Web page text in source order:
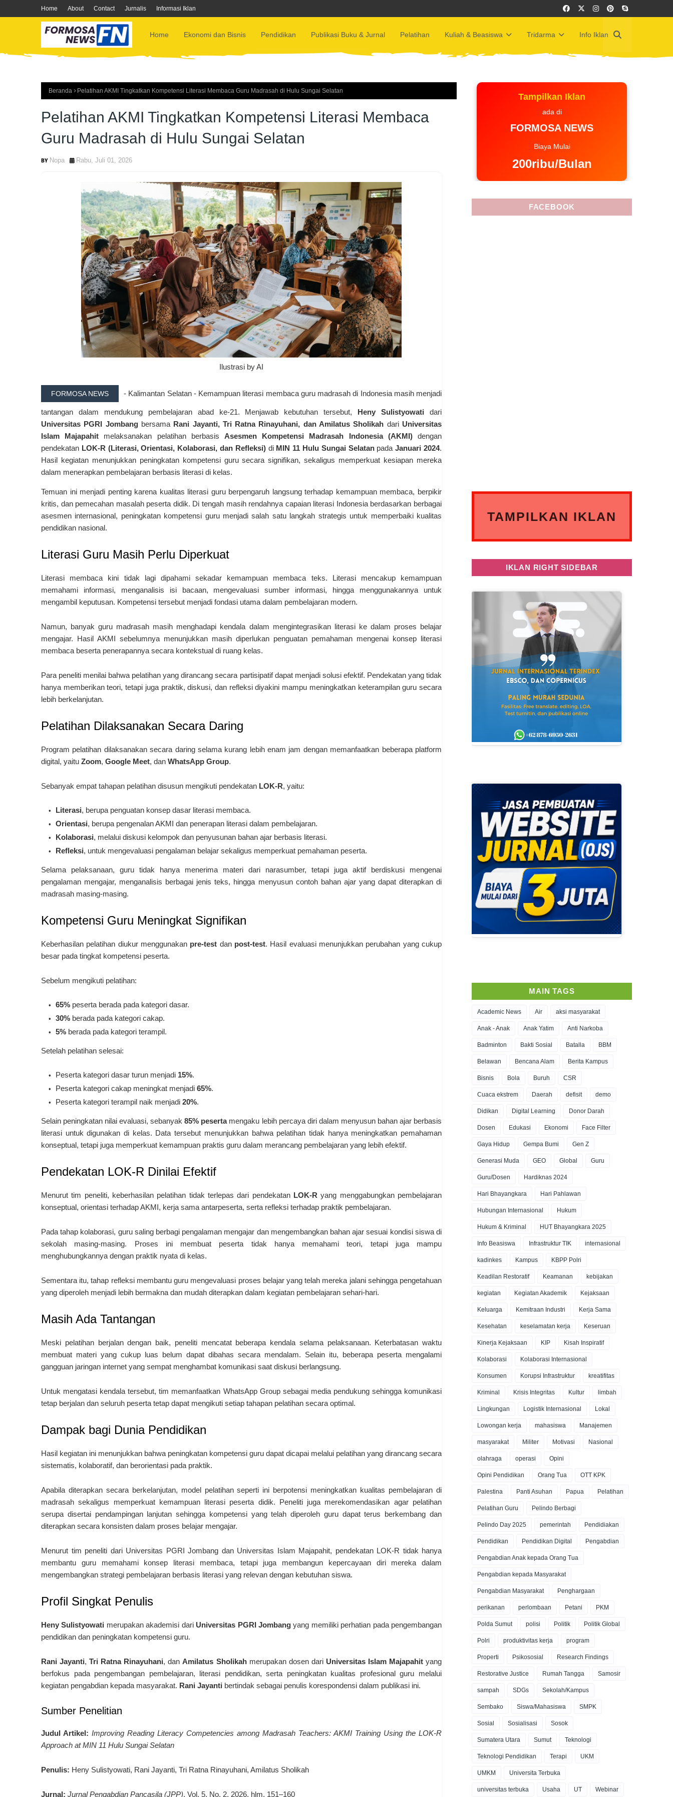
Home About Contact Jurnalis Informasi Iklan
Home Ekonomi dan Bisnis Pendidikan Publikasi Buku & Jurnal Pelatihan Kuliah & Beasiswa Tridarma Info Iklan
Beranda Pelatihan AKMI Tingkatkan Kompetensi Literasi Membaca Guru Madrasah di Hulu Sungai Selatan
Pelatihan AKMI Tingkatkan Kompetensi Literasi Membaca
Guru Madrasah di Hulu Sungai Selatan
Nopa Rabu, Juli 01, 2026
Ilustrasi by AI
FORMOSA NEWS - Kalimantan Selatan - Kemampuan literasi membaca guru madrasah di Indonesia masih menjadi
tantangan dalam mendukung pembelajaran abad ke-21. Menjawab kebutuhan tersebut, Heny Sulistyowati dari
Universitas PGRI Jombangbersama Rani Jayanti, Tri Ratna Rinayuhani, dan Amilatus Sholikah dari Universitas
Islam Majapahit melaksanakan pelatihan berbasisAsesmen Kompetensi Madrasah Indonesia (AKMI)dengan
pendekatan LOK-R (Literasi, Orientasi, Kolaborasi, dan Refleksi)di MIN 11 Hulu Sungai SelatanpadaJanuari 2024.
Hasil kegiatan menunjukkan peningkatan kompetensi guru secara signifikan, sekaligus memperkuat kesiapan mereka
dalam menerapkan pembelajaran berbasis literasi di kelas.
Temuan ini menjadi penting karena kualitas literasi guru berpengaruh langsung terhadap kemampuan membaca, berpikir
kritis, dan pemecahan masalah peserta didik. Di tengah masih rendahnya capaian literasi Indonesia berdasarkan berbagai
asesmen internasional, peningkatan kompetensi guru menjadi salah satu langkah strategis untuk memperbaiki kualitas
pendidikan nasional.
Literasi Guru Masih Perlu Diperkuat
Literasi membaca kini tidak lagi dipahami sekadar kemampuan membaca teks. Literasi mencakup kemampuan
memahami informasi, menganalisis isi bacaan, mengevaluasi sumber informasi, hingga menggunakannya untuk
mengambil keputusan. Kompetensi tersebut menjadi fondasi utama dalam pembelajaran modern.
Namun, banyak guru madrasah masih menghadapi kendala dalam mengintegrasikan literasi ke dalam proses belajar
mengajar. Hasil AKMI sebelumnya menunjukkan masih diperlukan penguatan pemahaman mengenai konsep literasi
membaca beserta penerapannya secara kontekstual di ruang kelas.
Para peneliti menilai bahwa pelatihan yang dirancang secara partisipatif dapat menjadi solusi efektif. Pendekatan yang tidak
hanya memberikan teori, tetapi juga praktik, diskusi, dan refleksi diyakini mampu meningkatkan keterampilan guru secara
lebih berkelanjutan.
Pelatihan Dilaksanakan Secara Daring
Program pelatihan dilaksanakan secara daring selama kurang lebih enam jam dengan memanfaatkan beberapa platform
digital, yaitu Zoom, Google Meet, dan WhatsApp Group.
Sebanyak empat tahapan pelatihan disusun mengikuti pendekatan LOK-R, yaitu:
Literasi, berupa penguatan konsep dasar literasi membaca.
Orientasi, berupa pengenalan AKMI dan penerapan literasi dalam pembelajaran.
Kolaborasi, melalui diskusi kelompok dan penyusunan bahan ajar berbasis literasi.
Refleksi, untuk mengevaluasi pengalaman belajar sekaligus memperkuat pemahaman peserta.
Selama pelaksanaan, guru tidak hanya menerima materi dari narasumber, tetapi juga aktif berdiskusi mengenai
pengalaman mengajar, menganalisis berbagai jenis teks, hingga menyusun contoh bahan ajar yang dapat diterapkan di
madrasah masing-masing.
Kompetensi Guru Meningkat Signifikan
Keberhasilan pelatihan diukur menggunakan pre-test dan post-test. Hasil evaluasi menunjukkan perubahan yang cukup
besar pada tingkat kompetensi peserta.
Sebelum mengikuti pelatihan:
65% peserta berada pada kategori dasar.
30% berada pada kategori cakap.
5% berada pada kategori terampil.
Setelah pelatihan selesai:
Peserta kategori dasar turun menjadi 15%.
Peserta kategori cakap meningkat menjadi 65%.
Peserta kategori terampil naik menjadi 20%.
Selain peningkatan nilai evaluasi, sebanyak85% pesertamengaku lebih percaya diri dalam menyusun bahan ajar berbasis
literasi untuk digunakan di kelas. Data tersebut menunjukkan bahwa pelatihan tidak hanya meningkatkan pemahaman
konseptual, tetapi juga memperkuat kemampuan praktis guru dalam merancang pembelajaran yang lebih efektif.
Pendekatan LOK-R Dinilai Efektif
Menurut tim peneliti, keberhasilan pelatihan tidak terlepas dari pendekatan LOK-R yang menggabungkan pembelajaran
konseptual, orientasi terhadap AKMI, kerja sama antarpeserta, serta refleksi terhadap praktik pembelajaran.
Pada tahap kolaborasi, guru saling berbagi pengalaman mengajar dan mengembangkan bahan ajar sesuai kondisi siswa di
sekolah masing-masing. Proses ini membuat peserta tidak hanya memahami teori, tetapi juga mampu
menghubungkannya dengan praktik nyata di kelas.
Sementara itu, tahap refleksi membantu guru mengevaluasi proses belajar yang telah mereka jalani sehingga pengetahuan
yang diperoleh menjadi lebih bermakna dan mudah diterapkan dalam kegiatan pembelajaran sehari-hari.
Masih Ada Tantangan
Meski pelatihan berjalan dengan baik, peneliti mencatat beberapa kendala selama pelaksanaan. Keterbatasan waktu
membuat materi yang cukup luas belum dapat dibahas secara mendalam. Selain itu, beberapa peserta mengalami
gangguan jaringan internet yang sempat menghambat komunikasi saat diskusi berlangsung.
Untuk mengatasi kendala tersebut, tim memanfaatkan WhatsApp Group sebagai media pendukung sehingga komunikasi
tetap berjalan dan seluruh peserta tetap dapat mengikuti setiap tahapan pelatihan secara optimal.
Dampak bagi Dunia Pendidikan
Hasil kegiatan ini menunjukkan bahwa peningkatan kompetensi guru dapat dicapai melalui pelatihan yang dirancang secara
sistematis, kolaboratif, dan berorientasi pada praktik.
Apabila diterapkan secara berkelanjutan, model pelatihan seperti ini berpotensi meningkatkan kualitas pembelajaran di
madrasah sekaligus memperkuat kemampuan literasi peserta didik. Peneliti juga merekomendasikan agar pelatihan
serupa disertai pendampingan lanjutan sehingga kompetensi yang telah diperoleh guru dapat terus berkembang dan
diterapkan secara konsisten dalam proses belajar mengajar.
Menurut tim peneliti dari Universitas PGRI Jombang dan Universitas Islam Majapahit, pendekatan LOK-R tidak hanya
membantu guru memahami konsep literasi membaca, tetapi juga membangun kepercayaan diri mereka dalam
mengembangkan strategi pembelajaran berbasis literasi yang relevan dengan kebutuhan siswa.
Profil Singkat Penulis
Heny Sulistyowati merupakan akademisi dari Universitas PGRI Jombangyang memiliki perhatian pada pengembangan
pendidikan dan peningkatan kompetensi guru.
Rani Jayanti,Tri Ratna Rinayuhani, danAmilatus Sholikahmerupakan dosen dari Universitas Islam Majapahit yang
berfokus pada pengembangan pembelajaran, literasi pendidikan, serta peningkatan kualitas profesional guru melalui
kegiatan pengabdian kepada masyarakat. Rani Jayanti bertindak sebagai penulis korespondensi dalam publikasi ini.
Sumber Penelitian
Judul Artikel: Improving Reading Literacy Competencies among Madrasah Teachers: AKMI Training Using the LOK-R
Approach at MIN 11 Hulu Sungai Selatan
Penulis: Heny Sulistyowati, Rani Jayanti, Tri Ratna Rinayuhani, Amilatus Sholikah
Jurnal: Jurnal Pengabdian Pancasila (JPP), Vol. 5, No. 2, 2026, hlm. 151–160
Tampilkan Iklan
ada di
FORMOSA NEWS
Biaya Mulai
200ribu/Bulan
FACEBOOK
TAMPILKAN IKLAN
IKLAN RIGHT SIDEBAR
MAIN TAGS
Academic News Air aksi masyarakat
Anak - Anak Anak Yatim Anti Narkoba
Badminton Bakti Sosial Batalla BBM
Belawan Bencana Alam Berita Kampus
Bisnis Bola Buruh CSR
Cuaca ekstrem Daerah defisit demo
Didikan Digital Learning Donor Darah
Dosen Edukasi Ekonomi Face Filter
Gaya Hidup Gempa Bumi Gen Z
Generasi Muda GEO Global Guru
Guru/Dosen Hardiknas 2024
Hari Bhayangkara Hari Pahlawan
Hubungan Internasional Hukum
Hukum & Kriminal HUT Bhayangkara 2025
Info Beasiswa Infrastruktur TIK internasional
kadinkes Kampus KBPP Polri
Keadilan Restoratif Keamanan kebijakan
kegiatan Kegiatan Akademik Kejaksaan
Keluarga Kemitraan Industri Kerja Sama
Kesehatan keselamatan kerja Keseruan
Kinerja Kejaksaan KIP Kisah Inspiratif
Kolaborasi Kolaborasi Internasional
Konsumen Korupsi Infrastruktur kreatifitas
Kriminal Krisis Integritas Kultur limbah
Lingkungan Logistik Internasional Lokal
Lowongan kerja mahasiswa Manajemen
masyarakat Militer Motivasi Nasional
olahraga operasi Opini
Opini Pendidikan Orang Tua OTT KPK
Palestina Panti Asuhan Papua Pelatihan
Pelatihan Guru Pelindo Berbagi
Pelindo Day 2025 pemerintah Pendidiakan
Pendidikan Pendidikan Digital Pengabdian
Pengabdian Anak kepada Orang Tua
Pengabdian kepada Masyarakat
Pengabdian Masyarakat Penghargaan
perikanan perlombaan Petani PKM
Polda Sumut polisi Politik Politik Global
Polri produktivitas kerja program
Properti Psikososial Research Findings
Restorative Justice Rumah Tangga Samosir
sampah SDGs Sekolah/Kampus
Sembako Siswa/Mahasiswa SMPK
Sosial Sosialisasi Sosok
Sumatera Utara Sumut Teknologi
Teknologi Pendidikan Terapi UKM
UMKM Universita Terbuka
universitas terbuka Usaha UT Webinar